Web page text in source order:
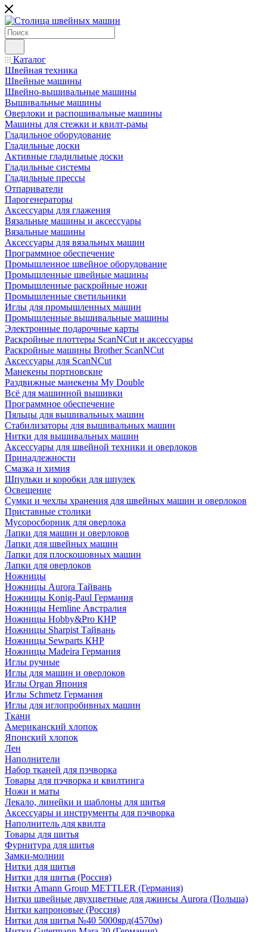
Каталог
Швейная техника
Швейные машины
Швейно-вышивальные машины
Вышивальные машины
Оверлоки и распошивальные машины
Машины для стежки и квилт-рамы
Гладильное оборудование
Гладильные доски
Активные гладильные доски
Гладильные системы
Гладильные прессы
Отпариватели
Парогенераторы
Аксессуары для глажения
Вязальные машины и аксессуары
Вязальные машины
Аксессуары для вязальных машин
Программное обеспечение
Промышленное швейное оборудование
Промышленные швейные машины
Промышленные раскройные ножи
Промышленные светильники
Иглы для промышленных машин
Промышленные вышивальные машины
Электронные подарочные карты
Раскройные плоттеры ScanNCut и аксессуары
Раскройные машины Brother ScanNCut
Аксессуары для ScanNCut
Манекены портновские
Раздвижные манекены My Double
Всё для машинной вышивки
Программное обеспечение
Пяльцы для вышивальных машин
Стабилизаторы для вышивальных машин
Нитки для вышивальных машин
Аксессуары для швейной техники и оверлоков
Принадлежности
Смазка и химия
Шпульки и коробки для шпулек
Освещение
Сумки и чехлы хранения для швейных машин и оверлоков
Приставные столики
Мусоросборник для оверлока
Лапки для машин и оверлоков
Лапки для швейных машин
Лапки для плоскошовных машин
Лапки для оверлоков
Ножницы
Ножницы Aurora Тайвань
Ножницы Konig-Paul Германия
Ножницы Hemline Австралия
Ножницы Hobby&Pro КНР
Ножницы Sharpist Тайвань
Ножницы Sewparts КНР
Ножницы Madeira Германия
Иглы ручные
Иглы для машин и оверлоков
Иглы Organ Япония
Иглы Schmetz Германия
Иглы для иглопробивных машин
Ткани
Американский хлопок
Японский хлопок
Лен
Наполнители
Набор тканей для пэчворка
Товары для пэчворка и квилтинга
Ножи и маты
Лекало, линейки и шаблоны для шитья
Аксессуары и инструменты для пэчворка
Наполнитель для квилта
Товары для шитья
Фурнитура для шитья
Замки-молнии
Нитки для шитья
Нитки для шитья (Россия)
Нитки Amann Group METTLER (Германия)
Нитки швейные двухцветные для джинсы Aurora (Польша)
Нитки капроновые (Россия)
Нитки для шитья №40 5000ярд(4570м)